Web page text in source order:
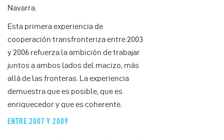
Navarra.
Esta primera experiencia de
cooperación transfronteriza entre 2003
y 2006 refuerza la ambición de trabajar
juntos a ambos lados del macizo, más
allá de las fronteras. La experiencia
demuestra que es posible, que es
enriquecedor y que es coherente.
ENTRE 2007 Y 2009